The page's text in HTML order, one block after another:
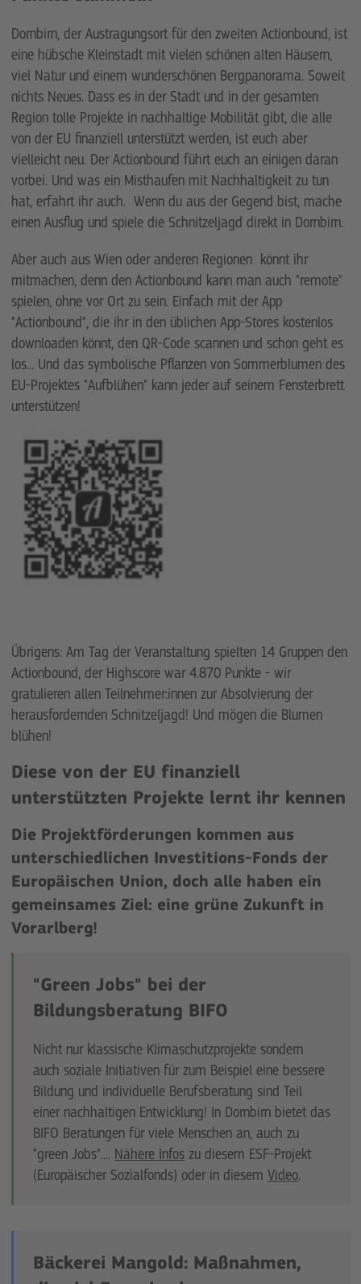
Dornbirn, der Austragungsort für den zweiten Actionbound, ist
eine hübsche Kleinstadt mit vielen schönen alten Häusern,
viel Natur und einem wunderschönen Bergpanorama. Soweit
nichts Neues. Dass es in der Stadt und in der gesamten
Region tolle Projekte in nachhaltige Mobilität gibt, die alle
von der EU finanziell unterstützt werden, ist euch aber
vielleicht neu. Der Actionbound führt euch an einigen daran
vorbei. Und was ein Misthaufen mit Nachhaltigkeit zu tun
hat, erfahrt ihr auch. Wenn du aus der Gegend bist, mache
einen Ausflug und spiele die Schnitzeljagd direkt in Dornbirn.
Aber auch aus Wien oder anderen Regionen könnt ihr
mitmachen, denn den Actionbound kann man auch "remote"
spielen, ohne vor Ort zu sein. Einfach mit der App
"Actionbound", die ihr in den üblichen App-Stores kostenlos
downloaden könnt, den QR-Code scannen und schon geht es
los... Und das symbolische Pflanzen von Sommerblumen des
EU-Projektes "Aufblühen" kann jeder auf seinem Fensterbrett
unterstützen!
Übrigens: Am Tag der Veranstaltung spielten 14 Gruppen den
Actionbound, der Highscore war 4.870 Punkte - wir
gratulieren allen Teilnehmer:innen zur Absolvierung der
herausfordernden Schnitzeljagd! Und mögen die Blumen
blühen!
Diese von der EU finanziell
unterstützten Projekte lernt ihr kennen
Die Projektförderungen kommen aus
unterschiedlichen Investitions-Fonds der
Europäischen Union, doch alle haben ein
gemeinsames Ziel: eine grüne Zukunft in
Vorarlberg!
"Green Jobs" bei der
Bildungsberatung BIFO
Nicht nur klassische Klimaschutzprojekte sondern
auch soziale Initiativen für zum Beispiel eine bessere
Bildung und individuelle Berufsberatung sind Teil
einer nachhaltigen Entwicklung! In Dornbirn bietet das
BIFO Beratungen für viele Menschen an, auch zu
"green Jobs".... Nähere Infos zu diesem ESF-Projekt
(Europäischer Sozialfonds) oder in diesem Video.
Bäckerei Mangold: Maßnahmen,